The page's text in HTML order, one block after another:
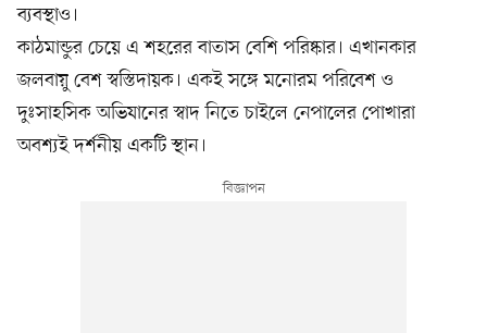
ব্যবস্থাও।
কাঠমান্ডুর চেয়ে এ শহরের বাতাস বেশি পরিষ্কার। এখানকার
জলবায়ু বেশ স্বস্তিদায়ক। একই সঙ্গে মনোরম পরিবেশ ও
দুঃসাহসিক অভিযানের স্বাদ নিতে চাইলে নেপালের পোখারা
অবশ্যই দর্শনীয় একটি স্থান।